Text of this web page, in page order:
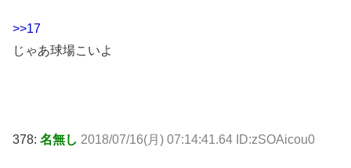
>>17
じゃあ球場こいよ
378: 名無し 2018/07/16(月) 07:14:41.64 ID:zSOAicou0